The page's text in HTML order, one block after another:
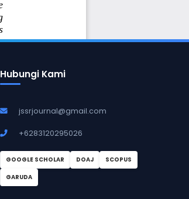
Hubungi Kami
jssrjournal@gmail.com
+6283120295026
GOOGLE SCHOLAR DOAJ SCOPUS
GARUDA